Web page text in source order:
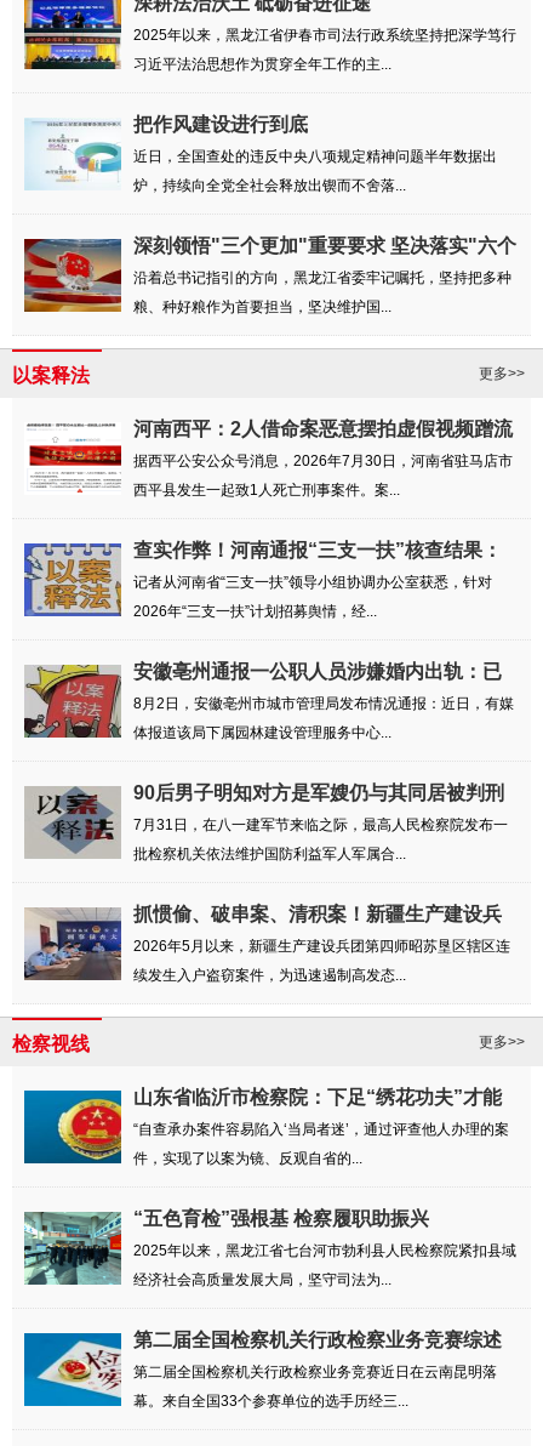
2025年以来，黑龙江省伊春市司法行政系统坚持把深学笃行
习近平法治思想作为贯穿全年工作的主...
把作风建设进行到底
近日，全国查处的违反中央八项规定精神问题半年数据出
炉，持续向全党全社会释放出锲而不舍落...
深刻领悟"三个更加"重要要求 坚决落实"六个
强...
沿着总书记指引的方向，黑龙江省委牢记嘱托，坚持把多种
粮、种好粮作为首要担当，坚决维护国...
以案释法 更多>>
河南西平：2人借命案恶意摆拍虚假视频蹭流
量被罚
据西平公安公众号消息，2026年7月30日，河南省驻马店市
西平县发生一起致1人死亡刑事案件。案...
查实作弊！河南通报“三支一扶”核查结果：
相...
记者从河南省“三支一扶”领导小组协调办公室获悉，针对
2026年“三支一扶”计划招募舆情，经...
安徽亳州通报一公职人员涉嫌婚内出轨：已
成立...
8月2日，安徽亳州市城市管理局发布情况通报：近日，有媒
体报道该局下属园林建设管理服务中心...
90后男子明知对方是军嫂仍与其同居被判刑
六个月
7月31日，在八一建军节来临之际，最高人民检察院发布一
批检察机关依法维护国防利益军人军属合...
抓惯偷、破串案、清积案！新疆生产建设兵
团第...
2026年5月以来，新疆生产建设兵团第四师昭苏垦区辖区连
续发生入户盗窃案件，为迅速遏制高发态...
检察视线 更多>>
山东省临沂市检察院：下足“绣花功夫”才能
练...
“自查承办案件容易陷入‘当局者迷’，通过评查他人办理的案
件，实现了以案为镜、反观自省的...
“五色育检”强根基 检察履职助振兴
2025年以来，黑龙江省七台河市勃利县人民检察院紧扣县域
经济社会高质量发展大局，坚守司法为...
第二届全国检察机关行政检察业务竞赛综述
第二届全国检察机关行政检察业务竞赛近日在云南昆明落
幕。来自全国33个参赛单位的选手历经三...